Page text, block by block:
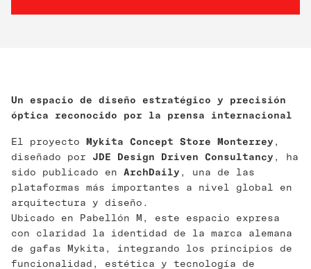
Un espacio de diseño estratégico y precisión
óptica reconocido por la prensa internacional
El proyecto Mykita Concept Store Monterrey ,
diseñado por JDE Design Driven Consultancy , ha
sido publicado en ArchDaily , una de las
plataformas más importantes a nivel global en
arquitectura y diseño.
Ubicado en Pabellón M, este espacio expresa
con claridad la identidad de la marca alemana
de gafas Mykita, integrando los principios de
funcionalidad, estética y tecnología de